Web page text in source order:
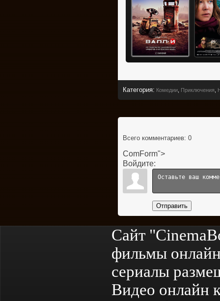
Категория: Комедии Приключения
Всего комментариев: 0
ComForm">
Войдите:
Отправить
Сайт
фильмы
сериалы
Видео онлайн